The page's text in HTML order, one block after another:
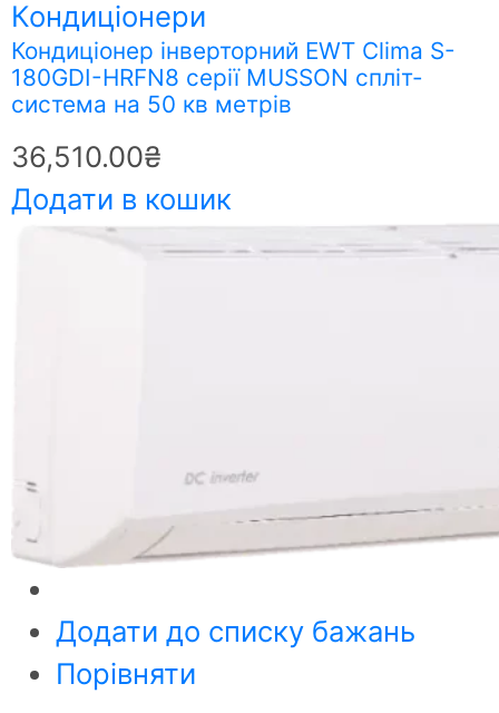
Кондиціонери
Кондиціонер інверторний EWT Clima S-
180GDI-HRFN8 серії MUSSON спліт-
система на 50 кв метрів
36,510.00₴
Додати в кошик
Додати до списку бажань
Порівняти